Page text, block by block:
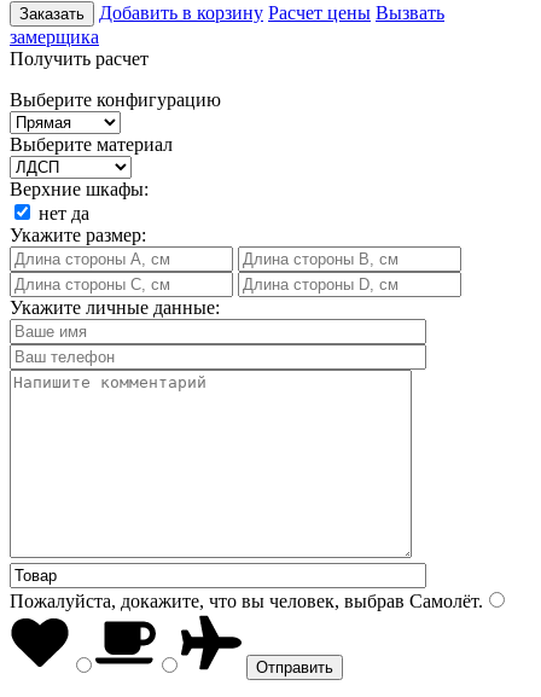
Заказать Добавить в корзину Расчет цены Вызвать
замерщика
Получить расчет
Выберите конфигурацию
Выберите материал
Верхние шкафы:
нет да
Укажите размер:
Укажите личные данные:
Пожалуйста, докажите, что вы человек, выбрав Самолёт.